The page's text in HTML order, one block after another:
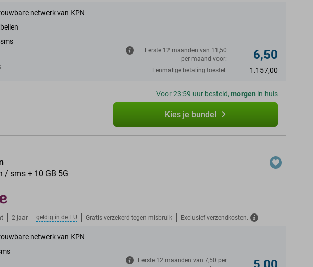
netwerk van KPN
Eerste 12 maanden van 11,50
per maand voor:
6,50
Eenmalige betaling toestel: 1.157,00
Voor 23:59 uur besteld, morgen in huis
Kies je bundel
/ sms + 10 GB 5G
2 jaar geldig in de EU Gratis verzekerd tegen misbruik Exclusief verzendkosten.
netwerk van KPN
Eerste 12 maanden van 7,50 per